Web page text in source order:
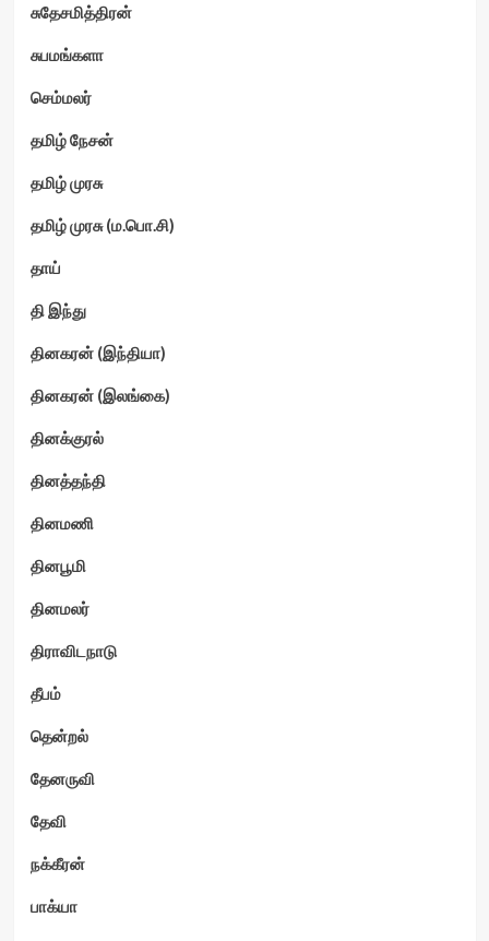
சுதேசமித்திரன்
சுபமங்களா
செம்மலர்
தமிழ் நேசன்
தமிழ் முரசு
தமிழ் முரசு (ம.பொ.சி)
தாய்
தி இந்து
தினகரன் (இந்தியா)
தினகரன் (இலங்கை)
தினக்குரல்
தினத்தந்தி
தினமணி
தினபூமி
தினமலர்
திராவிடநாடு
தீபம்
தென்றல்
தேனருவி
தேவி
நக்கீரன்
பாக்யா